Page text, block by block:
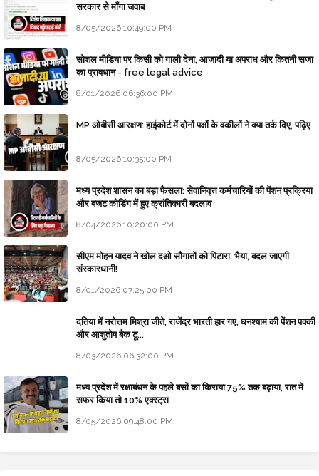
सरकार से माँगा जवाब
8/05/2026 10:49:00 PM
सोशल मीडिया पर किसी को गाली देना, आजादी या अपराध और कितनी सजा
का प्रावधान - free legal advice
8/01/2026 06:36:00 PM
MP ओबीसी आरक्षण: हाईकोर्ट में दोनों पक्षों के वकीलों ने क्या तर्क दिए, पढ़िए
8/05/2026 10:35:00 PM
मध्य प्रदेश शासन का बड़ा फैसला: सेवानिवृत्त कर्मचारियों की पेंशन प्रक्रिया
और बजट कोडिंग में हुए क्रांतिकारी बदलाव
8/04/2026 10:20:00 PM
सीएम मोहन यादव ने खोल दओ सौगातों को पिटारा, भैया, बदल जाएगी
संस्कारधानी!
8/01/2026 07:25:00 PM
दतिया में नरोत्तम मिश्रा जीते, राजेंद्र भारती हार गए, घनश्याम की पेंशन पक्की
और आशुतोष बैक टू...
8/03/2026 06:32:00 PM
मध्य प्रदेश में रक्षाबंधन के पहले बसों का किराया 75% तक बढ़ाया, रात में
सफर किया तो 10% एक्स्ट्रा
8/05/2026 09:48:00 PM